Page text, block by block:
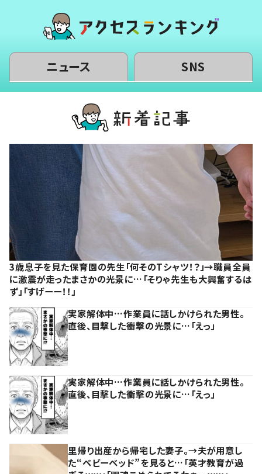
ニュース SNS
3歳息子を見た保育園の先生「何そのTシャツ！？」→職員全員
に激震が走ったまさかの光景に…「そりゃ先生も大興奮するは
ず」「すげーー！！」
実家解体中…作業員に話しかけられた男性。
直後、目撃した衝撃の光景に…「えっ」
実家解体中…作業員に話しかけられた男性。
直後、目撃した衝撃の光景に…「えっ」
里帰り出産から帰宅した妻子。→夫が用意し
た“ベビーベッド”を見ると…「英才教育が過